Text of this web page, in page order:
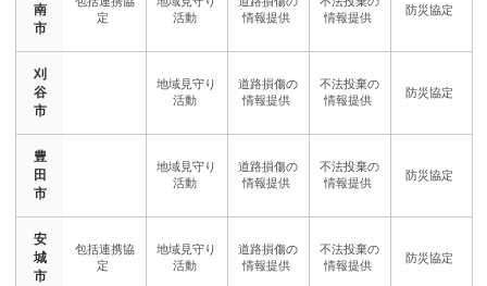
南
市
刈
谷
市
豊
田
市
安
城
市